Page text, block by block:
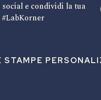
STAMPE
social e condividi la tua
#LabKorner